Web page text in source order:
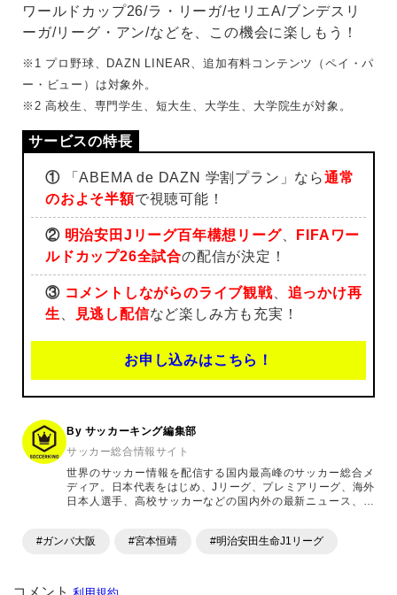
ワールドカップ26/ラ・リーガ/セリエA/ブンデスリ
ーガ/リーグ・アン/などを、この機会に楽しもう！
※1 プロ野球、DAZN LINEAR、追加有料コンテンツ（ペイ・パ
ー・ビュー）は対象外。
※2 高校生、専門学生、短大生、大学生、大学院生が対象。
①「ABEMA de DAZN 学割プラン」なら通常
のおよそ半額で視聴可能！
② 明治安田Jリーグ百年構想リーグ、
FIFAワー
ルドカップ26全試合の配信が決定！
③ コメントしながらのライブ観戦、 追っかけ再
生
見逃し配信など楽しみ方も充実！
お申し込みはこちら！
By サッカーキング編集部
サッカー総合情報サイト
世界のサッカー情報を配信する国内最高峰のサッカー総合メ
ディア。日本代表をはじめ、Jリーグ、プレミアリーグ、海外
日本人選手、高校サッカーなどの国内外の最新ニュース、コ
ます。「X」「Instagram」「YouTube」「TikTok」など、
#ガンバ大阪 #宮本恒靖 #明治安田生命J1リーグ